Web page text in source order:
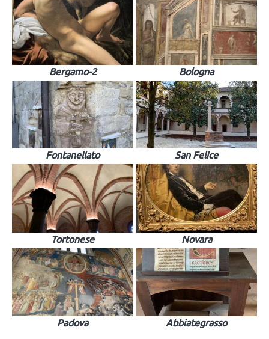
Bergamo-2 Bologna
Fontanellato San Felice
Tortonese Novara
Padova Abbiategrasso